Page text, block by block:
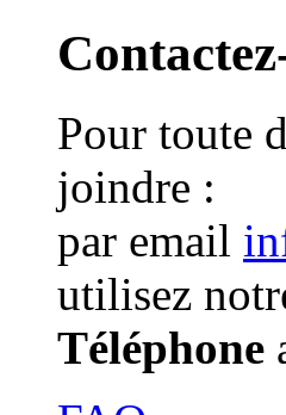
Pour toute
joindre :
par email
utilisez
Téléphone